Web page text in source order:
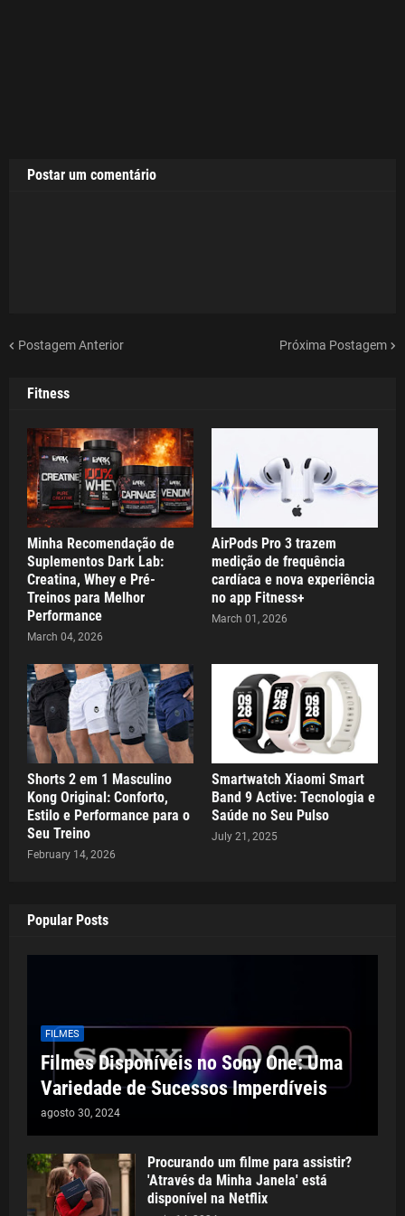
Postar um comentário
Postagem Anterior Próxima Postagem
Fitness
Minha Recomendação de
Suplementos Dark Lab:
Creatina, Whey e Pré-
Treinos para Melhor
Performance
March 04, 2026
AirPods Pro 3 trazem
medição de frequência
cardíaca e nova experiência
no app Fitness+
March 01, 2026
Shorts 2 em 1 Masculino
Kong Original: Conforto,
Estilo e Performance para o
Seu Treino
February 14, 2026
Smartwatch Xiaomi Smart
Band 9 Active: Tecnologia e
Saúde no Seu Pulso
July 21, 2025
Popular Posts
FILMES
Filmes Disponíveis no Sony One: Uma
Variedade de Sucessos Imperdíveis
agosto 30, 2024
Procurando um filme para assistir?
'Através da Minha Janela' está
disponível na Netflix